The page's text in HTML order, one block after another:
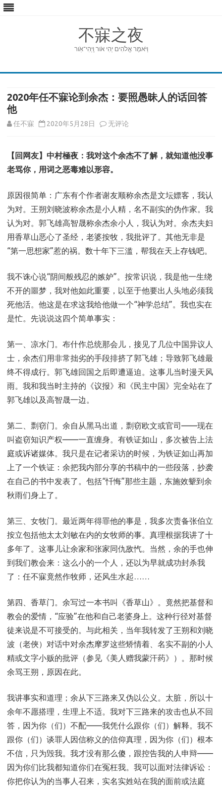
不寐之夜
וַיֹּאמֶר אֱלֹהִים יְהִי אֹור וַֽיְהִי־אֹֽור
Skip
content
2020年任不寐论到余杰：要照愚昧人的话回答
他
任不寐 2020年5月28日 2020
任
不
寐
论
到
要
照
愚
人
话
他
无评论
【回网友】中村極夜：我对这个余杰不了解，就知道他没事
老骂你，用词之恶毒难以形容。
原因很简单：广东有个作者谢友顺称余杰是文坛嫖客，我认
为对。王朔刘晓波称余杰是小人精，名不副实的伪作家。我
认为对。郭飞雄高智晟称余杰余小人，我认为对。余杰夫妇
用香草山恶心了圣经，老婆按牧，我批评了。其他无非是
“第一思想家”惹的祸。数十年下三滥，帮我在天上存钱吧。
我不诛心说“阴间般残忍的嫉妒”。按常识说，我是他一生绕
不开的噩梦，我对他如此重要，以至于他要出人头地必须我
死他活。他这是在求这我给他做一个“神学总结”。我也实在
是忙。先说说这四个简单事实：
第一、凉水门。布什作总统那会儿，接见了几位中国异议人
士，余杰们用非常拙劣的手段排挤了郭飞雄；导致郭飞雄最
终不得成行。郭飞雄回国之后即遭逼迫。这事儿当时漫天风
雨。我和我当时主持的《议报》和《民主中国》完全站在了
郭飞雄以及高智晟一边。
第二、剽窃门。余自从黑马出道，剽窃欧文或官司——现在
叫盗窃知识产权——一直缠身。有铁证如山，多次被告上法
庭或诉诸媒体。我只是在记者采访的时候，为铁证如山再加
上了一个铁证：余把我内部分享的书稿中的一些段落，抄袭
在自己的书中发表了。包括“忏悔”那些主题，东施效颦到余
秋雨们身上了。
第三、女牧门。最近两年得罪他的事是，我多次责备张伯立
按立包括他太太刘敏在内的女牧师的事。真理根据我讲了十
多年了。这事儿让余家和张家同仇敌忾。当然，余的手也伸
到我们教会来：这么小的一个人，还以为早就成功封杀我
了：任不寐竟然作牧师，还风生水起……
第四、香草门。余写过一本书叫《香草山》。竟然把基督和
教会的爱情，“应验”在他和自己老婆身上。这种行径对基督
徒来说是不可接受的。与此相关，当年我转发了王朔和刘晓
波（老俠）对话中对余杰摩罗这些矫情着、名实不副的小人
精或文字小贩的批评（参见《美人赠我蒙汗药》）。那时候
余骂王朔，原因在此。
我讲事实和道理；余从下三路来又伪以公义。太脏，所以十
余年不愿搭理，生理上不适。我对下三路来的攻击也从不回
答，因为你（们）不配——我凭什么跟你（们）解释。我不
跟你（们）谈罪人因信称义的信仰真理，因为你（们）根本
不信，只为毁我。我才没有那么傻，跟控告我的人申辩——
因为你们比我都知道你们在冤枉我。我可以面对法律诉讼：
你把你认为的当事人召来，实名实姓站在我的面前或法庭